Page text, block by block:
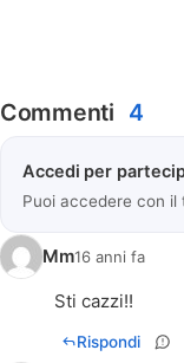
Commenti 4
Accedi per
Puoi accedere con il
Mm16 anni fa
Sti cazzi!!
Rispondi